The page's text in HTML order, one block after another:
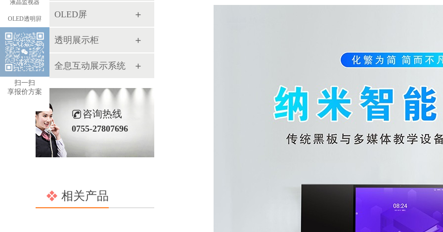
OLED屏
透明展示柜
全息互动展示系统
咨询热线
0755-27807696
相关产品
液晶监视器
OLED透明屛
扫一扫
享报价方案